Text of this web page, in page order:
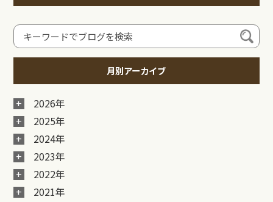
月別アーカイブ
2026年
2025年
2024年
2023年
2022年
2021年